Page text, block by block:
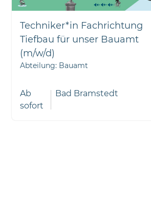
Techniker*in Fachrichtung
Tiefbau für unser Bauamt
(m/w/d)
Abteilung: Bauamt
Ab
sofort
Bad Bramstedt